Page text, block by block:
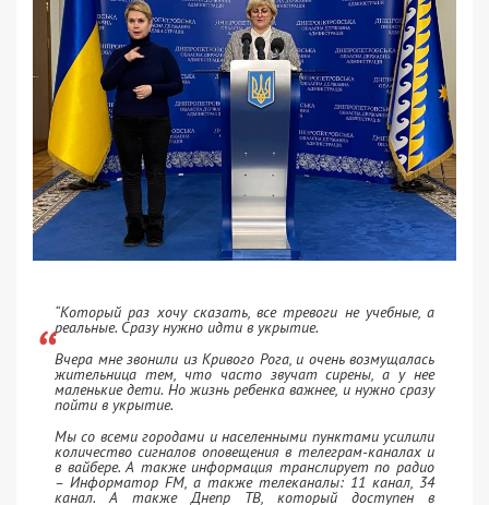
“Который раз хочу сказать, все тревоги не учебные, а
реальные. Сразу нужно идти в укрытие.
Вчера мне звонили из Кривого Рога, и очень возмущалась
жительница тем, что часто звучат сирены, а у нее
маленькие дети. Но жизнь ребенка важнее, и нужно сразу
пойти в укрытие.
Мы со всеми городами и населенными пунктами усилили
количество сигналов оповещения в телеграм-каналах и
в вайбере. А также информация транслирует по радио
– Информатор FM, а также телеканалы: 11 канал, 34
канал. А также Днепр ТВ, который доступен в